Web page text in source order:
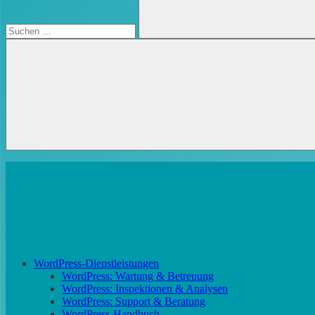
Suchen
WordPress-Dienstleistungen
WordPress: Wartung & Betreuung
WordPress: Inspektionen & Analysen
WordPress: Support & Beratung